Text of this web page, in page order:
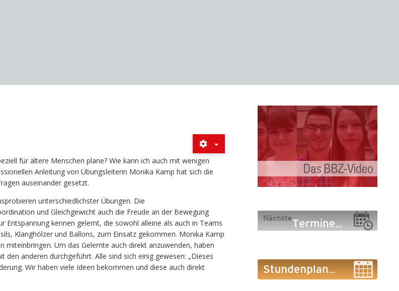
für ältere Menschen plane? Wie kann ich auch mit wenigen
Anleitung von Übungsleiterin Monika Kamp hat sich die
auseinander gesetzt.
unterschiedlichster Übungen. Die
und Gleichgewicht auch die Freude an der Bewegung
kennen gelernt, die sowohl alleine als auch in Teams
Klanghölzer und Ballons, zum Einsatz gekommen. Monika Kamp
Um das Gelernte auch direkt anzuwenden, haben
anderen durchgeführt. Alle sind sich einig gewesen: „Dieses
Wir haben viele Ideen bekommen und diese auch direkt